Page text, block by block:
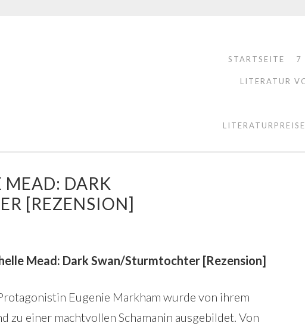
STARTSEITE 7
LITERATUR
MEAD: DARK
[REZENSION]
Mead: Dark Swan/Sturmtochter [Rezension]
Eugenie Markham wurde von ihrem
zu einer machtvollen Schamanin ausgebildet. Von